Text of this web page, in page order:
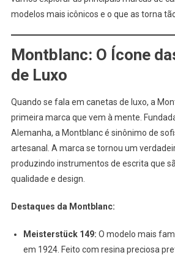
modelos mais icônicos e o que as torna
Montblanc: O Ícone
de Luxo
Quando se fala em canetas de luxo, a
primeira marca que vem à mente.
Alemanha, a Montblanc é sinônimo de
artesanal. A marca se tornou um
produzindo instrumentos de escrita que
qualidade e design.
Destaques da Montblanc:
Meisterstück 149: O modelo mais
em 1924. Feito com resina preciosa